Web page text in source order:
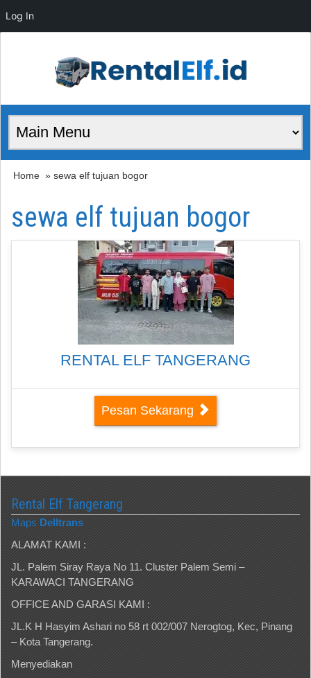
Home » sewa elf tujuan bogor
sewa elf tujuan bogor
RENTAL ELF TANGERANG
Pesan Sekarang
Rental Elf Tangerang
Maps Delltrans
ALAMAT KAMI :
JL. Palem Siray Raya No 11. Cluster Palem Semi –
KARAWACI TANGERANG
OFFICE AND GARASI KAMI :
JL.K H Hasyim Ashari no 58 rt 002/007 Nerogtog, Kec, Pinang
– Kota Tangerang.
Menyediakan
Log In